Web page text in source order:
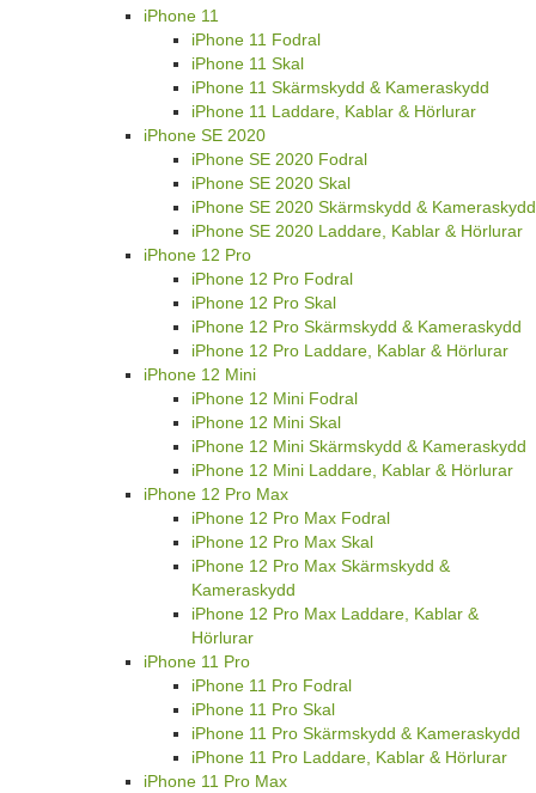
iPhone 11
iPhone 11 Fodral
iPhone 11 Skal
iPhone 11 Skärmskydd & Kameraskydd
iPhone 11 Laddare, Kablar & Hörlurar
iPhone SE 2020
iPhone SE 2020 Fodral
iPhone SE 2020 Skal
iPhone SE 2020 Skärmskydd & Kameraskydd
iPhone SE 2020 Laddare, Kablar & Hörlurar
iPhone 12 Pro
iPhone 12 Pro Fodral
iPhone 12 Pro Skal
iPhone 12 Pro Skärmskydd & Kameraskydd
iPhone 12 Pro Laddare, Kablar & Hörlurar
iPhone 12 Mini
iPhone 12 Mini Fodral
iPhone 12 Mini Skal
iPhone 12 Mini Skärmskydd & Kameraskydd
iPhone 12 Mini Laddare, Kablar & Hörlurar
iPhone 12 Pro Max
iPhone 12 Pro Max Fodral
iPhone 12 Pro Max Skal
iPhone 12 Pro Max Skärmskydd &
Kameraskydd
iPhone 12 Pro Max Laddare, Kablar &
Hörlurar
iPhone 11 Pro
iPhone 11 Pro Fodral
iPhone 11 Pro Skal
iPhone 11 Pro Skärmskydd & Kameraskydd
iPhone 11 Pro Laddare, Kablar & Hörlurar
iPhone 11 Pro Max